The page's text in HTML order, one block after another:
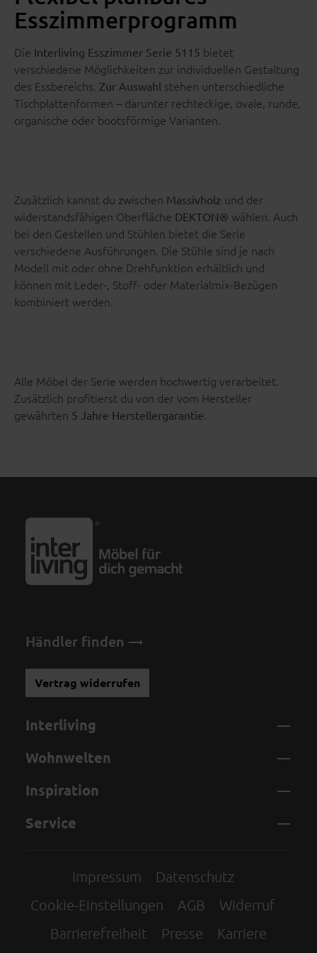
Esszimmerprogramm
Die Interliving Esszimmer Serie 5115 bietet
verschiedene Möglichkeiten zur individuellen Gestaltung
des Essbereichs. Zur Auswahl stehen unterschiedliche
Tischplattenformen – darunter rechteckige, ovale, runde,
organische oder bootsförmige Varianten.
Zusätzlich kannst du zwischen Massivholz und der
widerstandsfähigen Oberfläche DEKTON® wählen. Auch
bei den Gestellen und Stühlen bietet die Serie
verschiedene Ausführungen. Die Stühle sind je nach
Modell mit oder ohne Drehfunktion erhältlich und
können mit Leder-, Stoff- oder Materialmix-Bezügen
kombiniert werden.
Alle Möbel der Serie werden hochwertig verarbeitet.
Zusätzlich profitierst du von der vom Hersteller
gewährten 5 Jahre Herstellergarantie.
Händler finden
Vertrag widerrufen
Interliving
Wohnwelten
Inspiration
Service
Impressum
Datenschutz
Cookie-Einstellungen
AGB
Widerruf
Barrierefreiheit
Presse Karriere